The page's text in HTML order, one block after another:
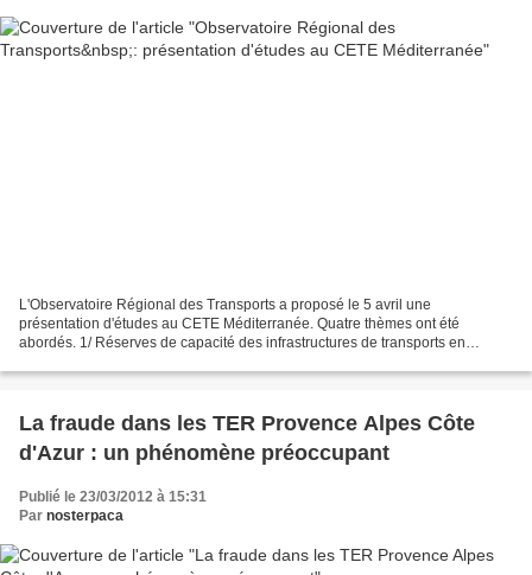
L'Observatoire Régional des Transports a proposé le 5 avril une
présentation d'études au CETE Méditerranée. Quatre thèmes ont été
abordés. 1/ Réserves de capacité des infrastructures de transports en
La fraude dans les TER Provence Alpes Côte
d'Azur : un phénomène préoccupant
Publié le 23/03/2012 à 15:31
Par nosterpaca